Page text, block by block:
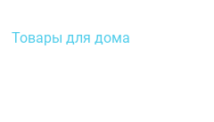
Товары для дома